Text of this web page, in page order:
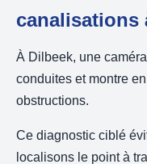
canalisations
À Dilbeek, une
conduites et montre
obstructions.
Ce diagnostic ciblé
localisons le point à